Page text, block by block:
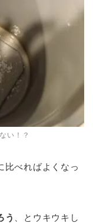
い！？
比べればよくなっ
う
、とウキウキし